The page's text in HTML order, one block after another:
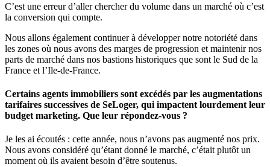
C’est une erreur d’aller chercher du volume dans un marché où c’est
la conversion qui compte.
Nous allons également continuer à développer notre notoriété dans
les zones où nous avons des marges de progression et maintenir nos
parts de marché dans nos bastions historiques que sont le Sud de la
France et l’Ile-de-France.
Certains agents immobiliers sont excédés par les augmentations
tarifaires successives de SeLoger, qui impactent lourdement leur
budget marketing. Que leur répondez-vous ?
Je les ai écoutés : cette année, nous n’avons pas augmenté nos prix.
Nous avons considéré qu’étant donné le marché, c’était plutôt un
moment où ils avaient besoin d’être soutenus.